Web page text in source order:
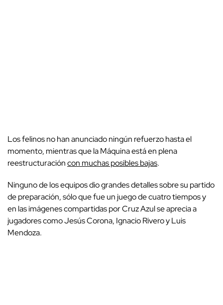
Los felinos no han anunciado ningún refuerzo hasta el
momento, mientras que la Máquina está en plena
reestructuracióncon muchas posibles bajas.
Ninguno de los equipos dio grandes detalles sobre su partido
de preparación, sólo que fue un juego de cuatro tiempos y
en las imágenes compartidas por Cruz Azul se aprecia a
jugadores como Jesús Corona, Ignacio Rivero y Luis
Mendoza.